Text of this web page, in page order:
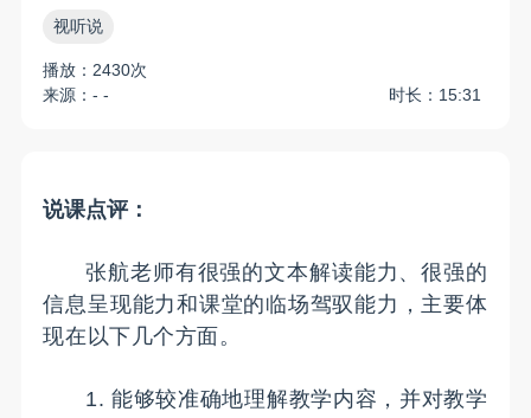
视听说
播放：2430次
来源：- -
时长：15:31
说课点评：
张航老师有很强的文本解读能力、很强的
信息呈现能力和课堂的临场驾驭能力，主要体
现在以下几个方面。
1. 能够较准确地理解教学内容，并对教学